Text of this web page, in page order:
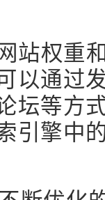
站权重
以通过
坛等方
引擎中